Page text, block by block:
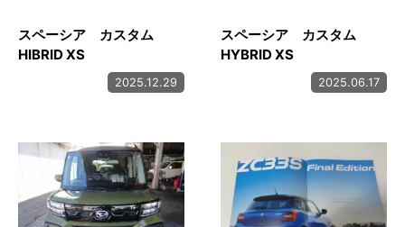
スペーシア カスタム
HIBRID XS
2025.12.29
スペーシア カスタム
HYBRID XS
2025.06.17